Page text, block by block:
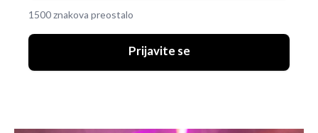
1500 znakova preostalo
Prijavite se